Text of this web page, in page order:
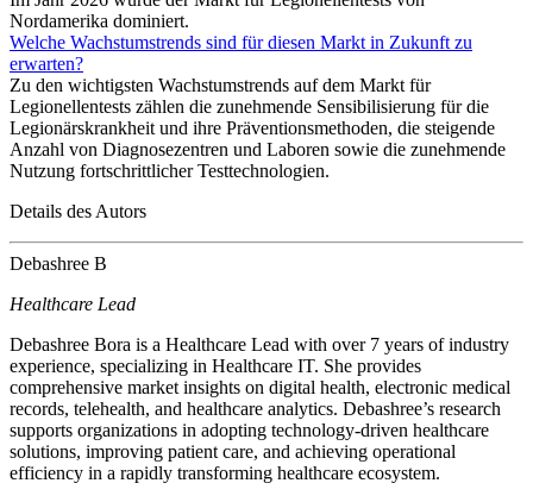
Nordamerika dominiert.
Welche Wachstumstrends sind für diesen Markt in Zukunft zu
erwarten?
Zu den wichtigsten Wachstumstrends auf dem Markt für
Legionellentests zählen die zunehmende Sensibilisierung für die
Legionärskrankheit und ihre Präventionsmethoden, die steigende
Anzahl von Diagnosezentren und Laboren sowie die zunehmende
Nutzung fortschrittlicher Testtechnologien.
Details des Autors
Debashree B
Healthcare Lead
Debashree Bora is a Healthcare Lead with over 7 years of industry
experience, specializing in Healthcare IT. She provides
comprehensive market insights on digital health, electronic medical
records, telehealth, and healthcare analytics. Debashree’s research
supports organizations in adopting technology-driven healthcare
solutions, improving patient care, and achieving operational
efficiency in a rapidly transforming healthcare ecosystem.